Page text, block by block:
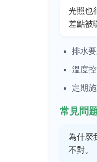
光照也
差點被
排水
溫度
定期
常見問
為什麼
不對。